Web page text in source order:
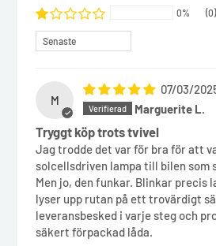
0% (0)
Sort by
M
07/03/
Marguerite L.
Tryggt köp trots tvivel
Jag trodde det var för bra för att
solcellsdriven lampa till bilen som
Men jo, den funkar. Blinkar precis
lyser upp rutan på ett trovärdigt
leveransbesked i varje steg och
säkert förpackad låda.